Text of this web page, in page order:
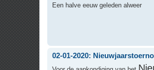
Een halve eeuw geleden alweer
02-01-2020: